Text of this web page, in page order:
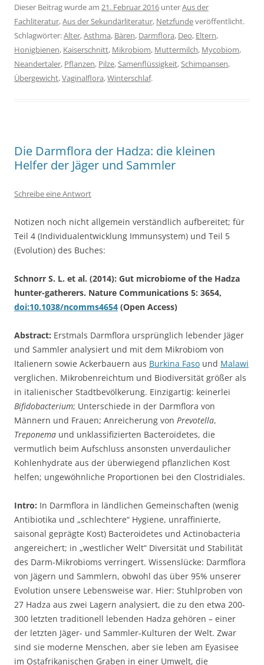
Dieser Beitrag wurde am 21. Februar 2016 unterAus der
Fachliteratur,Aus der Sekundärliteratur, Netzfundeveröffentlicht.
Schlagwörter:Alter,Asthma, Bären, Darmflora, Deo, Eltern,
Honigbienen, Kaiserschnitt, Mikrobiom, Muttermilch, Mycobiom,
Neandertaler, Pflanzen, Pilze,Samenflüssigkeit,Schimpansen,
Übergewicht,Vaginalflora,Winterschlaf.
Die Darmflora der Hadza: die kleinen
Helfer der Jäger und Sammler
Schreibe eine Antwort
Notizen noch nicht allgemein verständlich aufbereitet; für
Teil 4 (Individualentwicklung Immunsystem) und Teil 5
(Evolution) des Buches:
Schnorr S. L. et al. (2014): Gut microbiome of the Hadza
hunter-gatherers. Nature Communications 5: 3654,
doi:10.1038/ncomms4654 (Open Access)
Abstract: Erstmals Darmflora ursprünglich lebender Jäger
und Sammler analysiert und mit dem Mikrobiom von
Italienern sowie Ackerbauern aus Burkina Faso und Malawi
verglichen. Mikrobenreichtum und Biodiversität größer als
in italienischer Stadtbevölkerung. Einzigartig: keinerlei
Bifidobacterium; Unterschiede in der Darmflora von
Männern und Frauen; Anreicherung von Prevotella,
Treponema und unklassifizierten Bacteroidetes, die
vermutlich beim Aufschluss ansonsten unverdaulicher
Kohlenhydrate aus der überwiegend pflanzlichen Kost
helfen; ungewöhnliche Proportionen bei den Clostridiales.
Intro: In Darmflora in ländlichen Gemeinschaften (wenig
Antibiotika und „schlechtere“ Hygiene, unraffinierte,
saisonal geprägte Kost) Bacteroidetes und Actinobacteria
angereichert; in „westlicher Welt“ Diversität und Stabilität
des Darm-Mikrobioms verringert. Wissenslücke: Darmflora
von Jägern und Sammlern, obwohl das über 95% unserer
Evolution unsere Lebensweise war. Hier: Stuhlproben von
27 Hadza aus zwei Lagern analysiert, die zu den etwa 200-
300 letzten traditionell lebenden Hadza gehören – einer
der letzten Jäger- und Sammler-Kulturen der Welt. Zwar
sind sie moderne Menschen, aber sie leben am Eyasisee
im Ostafrikanischen Graben in einer Umwelt, die